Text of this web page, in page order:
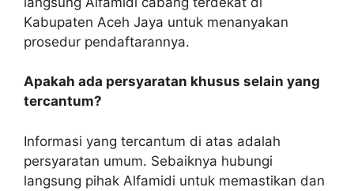
Kabupaten Aceh Jaya untuk menanyakan
prosedur pendaftarannya.
Apakah ada persyaratan khusus selain yang
tercantum?
Informasi yang tercantum di atas adalah
persyaratan umum. Sebaiknya hubungi
langsung pihak Alfamidi untuk memastikan dan